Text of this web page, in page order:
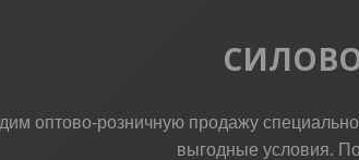
оптово-розничную продажу
выгодные условия.